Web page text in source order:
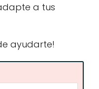
a tus
ayudarte!